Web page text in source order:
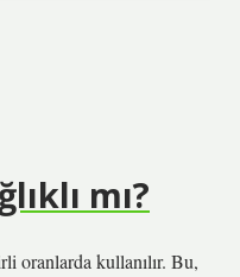
mı?
oranlarda kullanılır. Bu,